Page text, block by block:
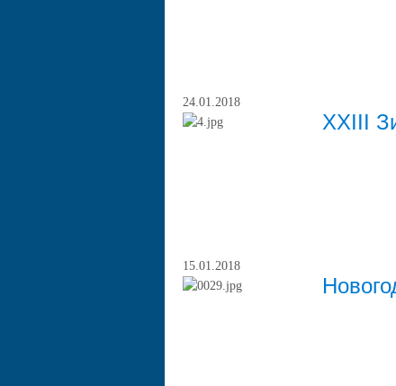
24.01.2018
XXIII
15.01.2018